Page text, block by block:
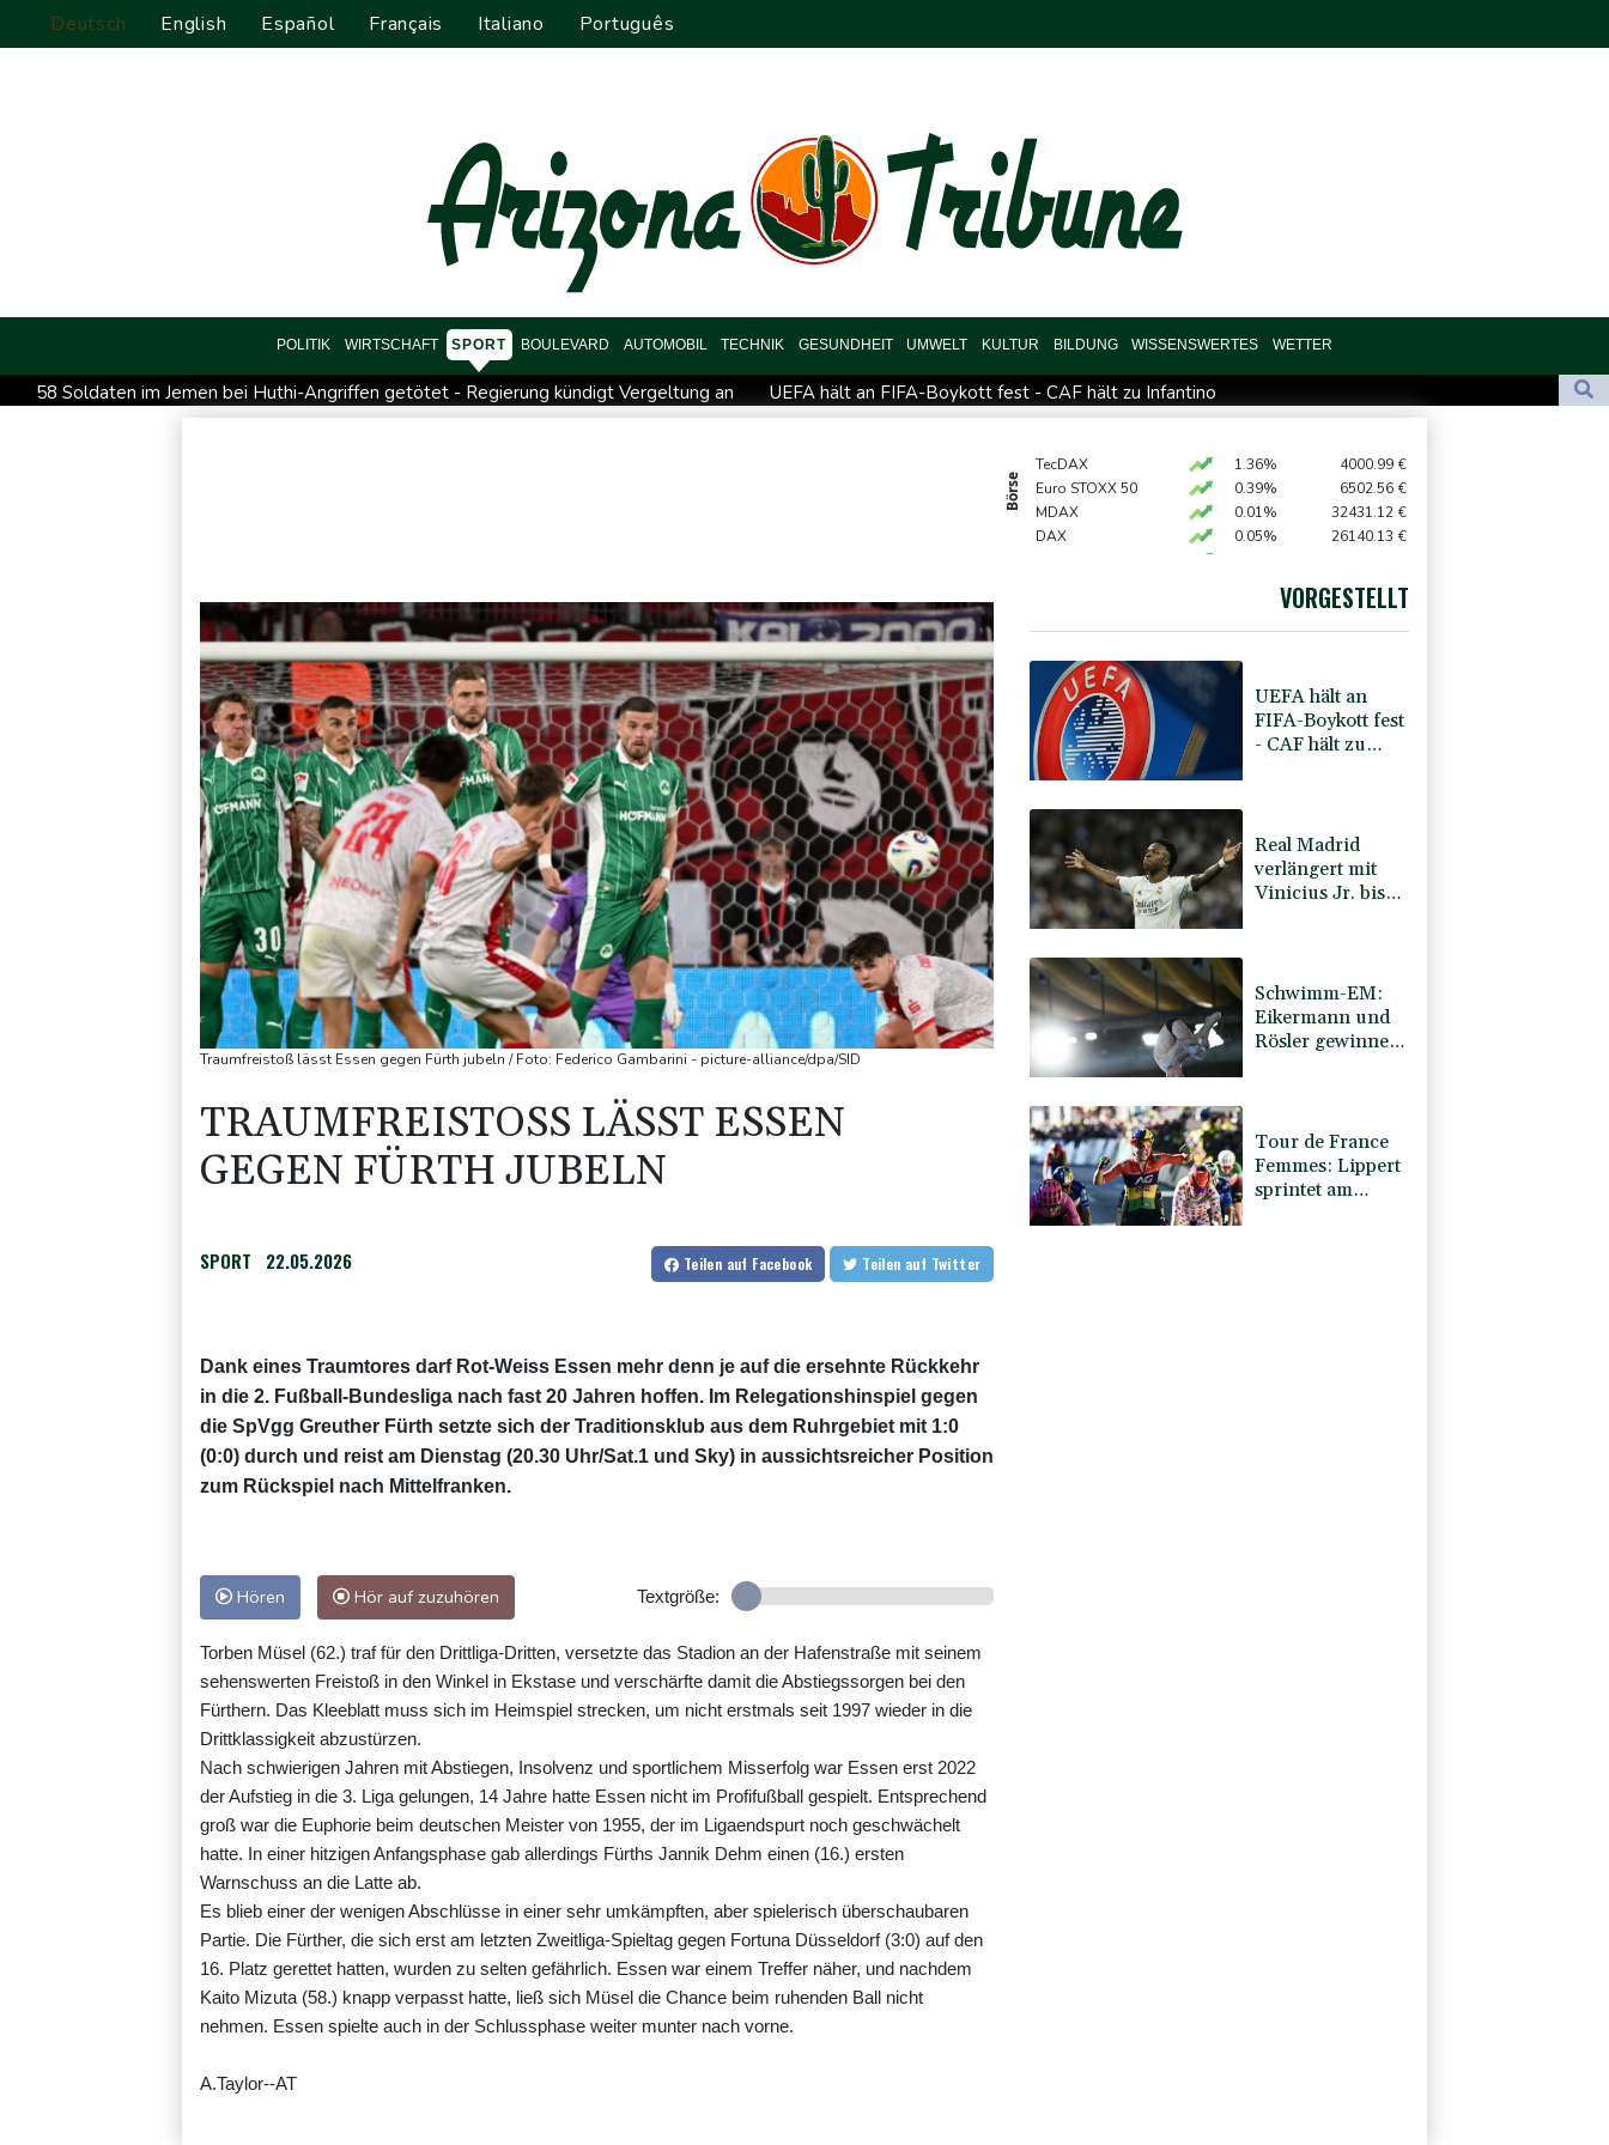
Deutsch English Español Français Italiano Português
POLITIK WIRTSCHAFT SPORT BOULEVARD AUTOMOBIL TECHNIK GESUNDHEIT UMWELT KULTUR BILDUNG WISSENSWERTES WETTER
58 Soldaten im Jemen bei Huthi-Angriffen getötet - Regierung kündigt Vergeltung an
UEFA hält an FIFA-Boykott fest - CAF hält zu Infantino
Syrische Staatsmedien: Bombe in Kleinbus nahe Damaskus explodiert
42,2 Grad: Allzeit-Hitzerekord in der Slowakei nach nur einem Tag gebrochen
Börse
TecDAX 1.36% 4000.99 €
Euro STOXX 50
0.39% 6502.56 €
MDAX
0.01% 32431.12 €
DAX
0.05% 26140.13 €
4296.8 $
-0.22% 1.153 $
Traumfreistoß lässt Essen gegen Fürth jubeln / Foto: Federico Gambarini - picture-alliance/dpa/SID
TRAUMFREISTOSS LÄSST ESSEN G
EGEN FÜRTH JUBELN
SPORT 22.05.2026 Teilen auf Facebook Teilen auf Twitter
Dank eines Traumtores darf Rot-Weiss Essen mehr denn je auf die ersehnte Rückkehr
in die 2. Fußball-Bundesliga nach fast 20 Jahren hoffen. Im Relegationshinspiel gegen
die SpVgg Greuther Fürth setzte sich der Traditionsklub aus dem Ruhrgebiet mit 1:0
(0:0) durch und reist am Dienstag (20.30 Uhr/Sat.1 und Sky) in aussichtsreicher Position
zum Rückspiel nach Mittelfranken.
Hören Hör auf zuzuhören Textgröße:
Torben Müsel (62.) traf für den Drittliga-Dritten, versetzte das Stadion an der Hafenstraße mit seinem
sehenswerten Freistoß in den Winkel in Ekstase und verschärfte damit die Abstiegssorgen bei den
Fürthern. Das Kleeblatt muss sich im Heimspiel strecken, um nicht erstmals seit 1997 wieder in die
Drittklassigkeit abzustürzen.
Nach schwierigen Jahren mit Abstiegen, Insolvenz und sportlichem Misserfolg war Essen erst 2022
der Aufstieg in die 3. Liga gelungen, 14 Jahre hatte Essen nicht im Profifußball gespielt. Entsprechend
groß war die Euphorie beim deutschen Meister von 1955, der im Ligaendspurt noch geschwächelt
hatte. In einer hitzigen Anfangsphase gab allerdings Fürths Jannik Dehm einen (16.) ersten
Warnschuss an die Latte ab.
Es blieb einer der wenigen Abschlüsse in einer sehr umkämpften, aber spielerisch überschaubaren
Partie. Die Fürther, die sich erst am letzten Zweitliga-Spieltag gegen Fortuna Düsseldorf (3:0) auf den
16. Platz gerettet hatten, wurden zu selten gefährlich. Essen war einem Treffer näher, und nachdem
Kaito Mizuta (58.) knapp verpasst hatte, ließ sich Müsel die Chance beim ruhenden Ball nicht
nehmen. Essen spielte auch in der Schlussphase weiter munter nach vorne.
A.Taylor--AT
VORGESTELLT
UEFA hält an
FIFA-Boykott fest
- CAF hält zu
Real Madrid
verlängert mit
Vinicius Jr. bis
Schwimm-EM:
Eikermann und
Rösler gewinnen
Tour de France
Femmes: Lippert
sprintet am